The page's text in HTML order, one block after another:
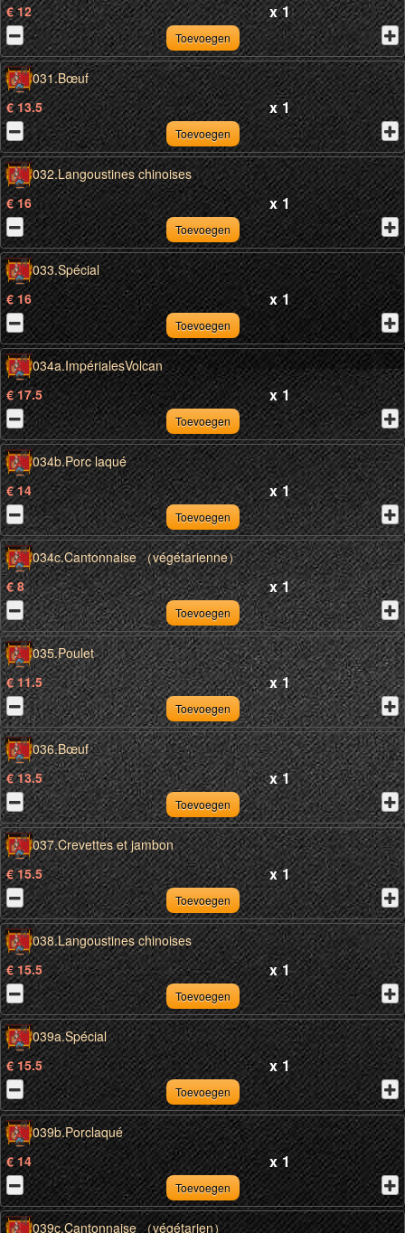
€ 12
x 1
Toevoegen
031.Bœuf
€ 13.5
x 1
Toevoegen
032.Langoustines chinoises
€ 16
x 1
Toevoegen
033.Spécial
€ 16
x 1
Toevoegen
034a.ImpérialesVolcan
€ 17.5
x 1
Toevoegen
034b.Porc laqué
€ 14
x 1
Toevoegen
034c.Cantonnaise （végétarienne）
€ 8
x 1
Toevoegen
035.Poulet
€ 11.5
x 1
Toevoegen
036.Bœuf
€ 13.5
x 1
Toevoegen
037.Crevettes et jambon
€ 15.5
x 1
Toevoegen
038.Langoustines chinoises
€ 15.5
x 1
Toevoegen
039a.Spécial
€ 15.5
x 1
Toevoegen
039b.Porclaqué
€ 14
x 1
Toevoegen
039c.Cantonnaise （végétarien）